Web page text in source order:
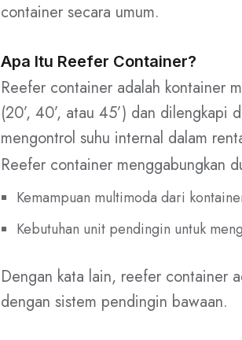
container secara umum.
Apa Itu Reefer Container?
Reefer container adalah kontainer
(20’, 40’, atau 45’) dan
mengontrol suhu internal dalam
Reefer container menggabungkan
Kemampuan multimoda dari
Kebutuhan unit pendingin untuk
Dengan kata lain, reefer container
dengan sistem pendingin bawaan.